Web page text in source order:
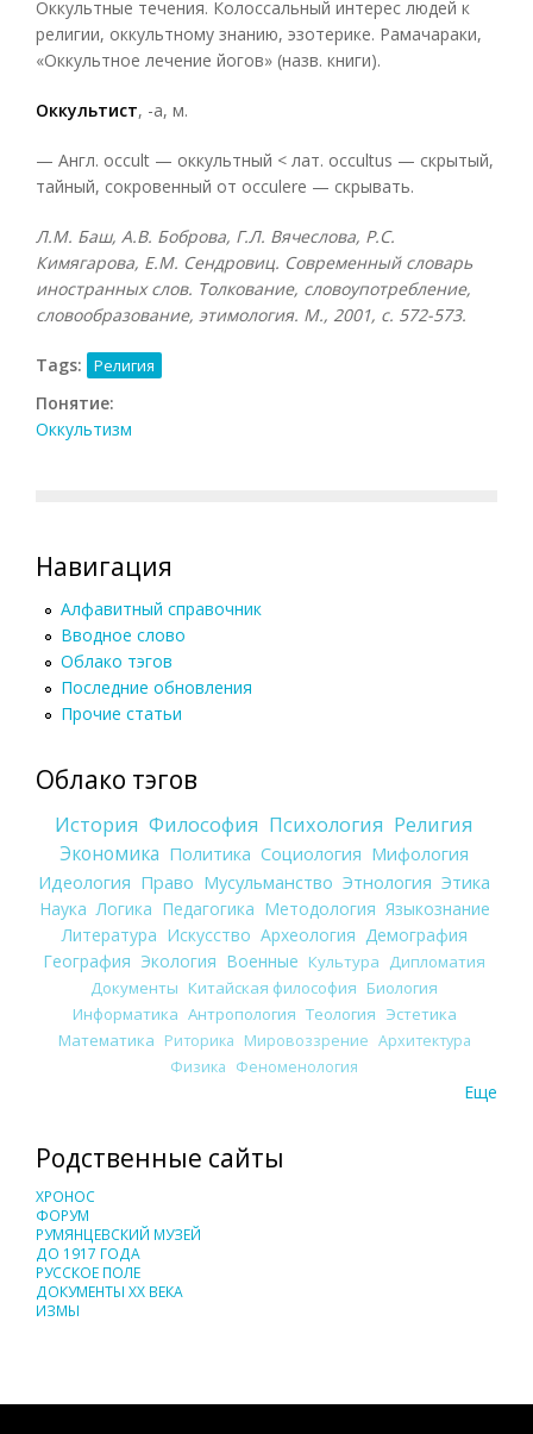
Оккультные течения. Колоссальный интерес людей к
религии, оккультному знанию, эзотерике. Рамачараки,
«Оккультное лечение йогов» (назв. книги).
Оккультист, -а, м.
— Англ. occult — оккультный < лат. occultus — скрытый,
тайный, сокровенный от occulere — скрывать.
Л.М. Баш, А.В. Боброва, Г.Л. Вячеслова, Р.С.
Кимягарова, Е.М. Сендровиц. Современный словарь
иностранных слов. Толкование, словоупотребление,
словообразование, этимология. М., 2001, с. 572-573.
Tags: Религия
Понятие:
Оккультизм
Навигация
Алфавитный справочник
Вводное слово
Облако тэгов
Последние обновления
Прочие статьи
Облако тэгов
История Философия Психология Религия
Экономика Политика Социология Мифология
Идеология Право Мусульманство Этнология Этика
Наука Логика Педагогика Методология Языкознание
Литература Искусство Археология Демография
География Экология Военные Культура
Дипломатия
Документы Китайская философия Биология
Информатика Антропология Теология Эстетика
Математика Риторика Мировоззрение Архитектура
Физика Феноменология
Еще
Родственные сайты
ХРОНОС
ФОРУМ
РУМЯНЦЕВСКИЙ МУЗЕЙ
ДО 1917 ГОДА
РУССКОЕ ПОЛЕ
ДОКУМЕНТЫ XX ВЕКА
ИЗМЫ